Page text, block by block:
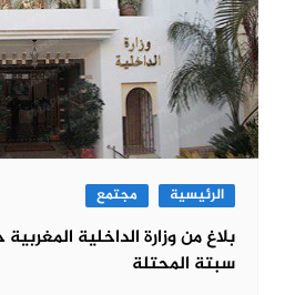
الرئيسية مجتمع
بلاغ من وزارة الداخلية
سبتة المحتلة